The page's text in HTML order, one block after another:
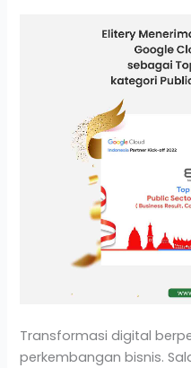
Transformasi digital
perkembangan bisnis.